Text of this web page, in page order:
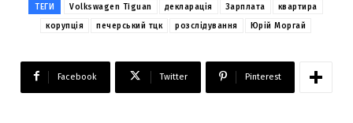
ТЕГИ Volkswagen Tiguan декларація Зарплата
квартира
корупція
печерський тцк розслідування Юрій Моргай
Facebook Twitter Pinterest